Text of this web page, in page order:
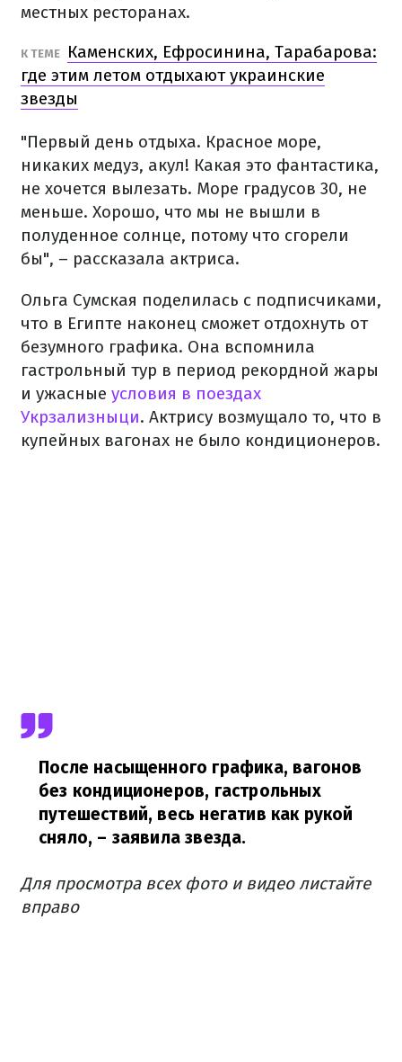
местных ресторанах.
К ТЕМЕ
Каменских, Ефросинина, Тарабарова:
где этим летом отдыхают украинские
звезды
"Первый день отдыха. Красное море,
никаких медуз, акул! Какая это фантастика,
не хочется вылезать. Море градусов 30, не
меньше. Хорошо, что мы не вышли в
полуденное солнце, потому что сгорели
бы", – рассказала актриса.
Ольга Сумская поделилась с подписчиками,
что в Египте наконец сможет отдохнуть от
безумного графика. Она вспомнила
гастрольный тур в период рекордной жары
и ужасные условия в поездах
Укрзализныци. Актрису возмущало то, что в
купейных вагонах не было кондиционеров.
После насыщенного графика, вагонов
без кондиционеров, гастрольных
путешествий, весь негатив как рукой
сняло, – заявила звезда.
Для просмотра всех фото и видео листайте
вправо